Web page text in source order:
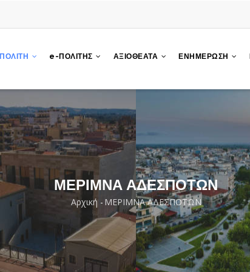
e-ΠΟΛΙΤΗΣ ΑΞΙΟΘΕΑΤΑ ΕΝΗΜΕΡΩΣΗ
ΜΕΡΙΜΝΑ ΑΔΕΣΠΟΤΩΝ
Breadcrumb
Αρχική - ΜΕΡΙΜΝΑ ΑΔΕΣΠΟΤΩΝ